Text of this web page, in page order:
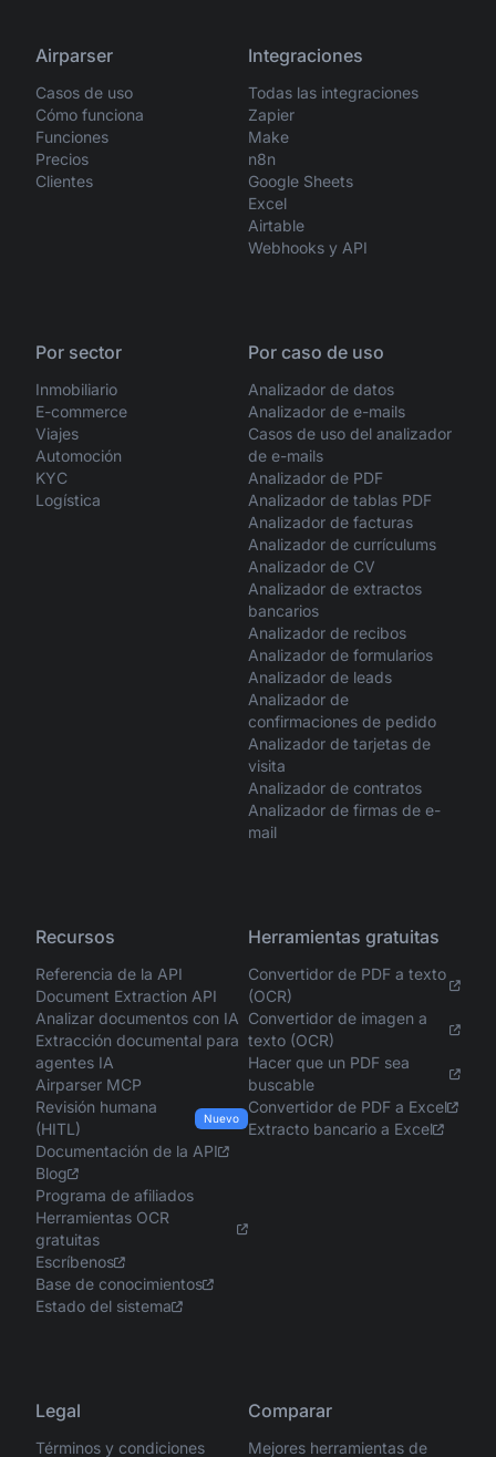
Airparser
Casos de uso
Cómo funciona
Funciones
Precios
Clientes
Integraciones
Todas las integraciones
Zapier
Make
n8n
Google Sheets
Excel
Airtable
Webhooks y API
Por sector
Inmobiliario
E-commerce
Viajes
Automoción
KYC
Logística
Por caso de uso
Analizador de datos
Analizador de e-mails
Casos de uso del analizador
de e-mails
Analizador de PDF
Analizador de tablas PDF
Analizador de facturas
Analizador de currículums
Analizador de CV
Analizador de extractos
bancarios
Analizador de recibos
Analizador de formularios
Analizador de leads
Analizador de
confirmaciones de pedido
Analizador de tarjetas de
visita
Analizador de contratos
Analizador de firmas de e-
mail
Recursos
Referencia de la API
Document Extraction API
Analizar documentos con IA
Extracción documental para
agentes IA
Airparser MCP
Revisión humana
(HITL)
Nuevo
Documentación de la API
Blog
Programa de afiliados
Herramientas OCR
gratuitas
Escríbenos
Base de conocimientos
Estado del sistema
Herramientas gratuitas
Convertidor de PDF a texto
(OCR)
Convertidor de imagen a
texto (OCR)
Hacer que un PDF sea
buscable
Convertidor de PDF a Excel
Extracto bancario a Excel
Legal
Términos y condiciones
Comparar
Mejores herramientas de